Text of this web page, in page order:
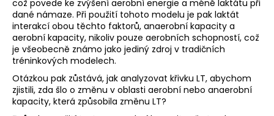
což povede ke zvýšení aerobní energie a méně laktátu při
dané námaze. Při použití tohoto modelu je pak laktát
interakcí obou těchto faktorů, anaerobní kapacity a
aerobní kapacity, nikoliv pouze aerobních schopností, což
je všeobecně známo jako jediný zdroj v tradičních
tréninkových modelech.
Otázkou pak zůstává, jak analyzovat křivku LT, abychom
zjistili, zda šlo o změnu v oblasti aerobní nebo anaerobní
kapacity, která způsobila změnu LT?
r
u
č
u
j
e
m
e